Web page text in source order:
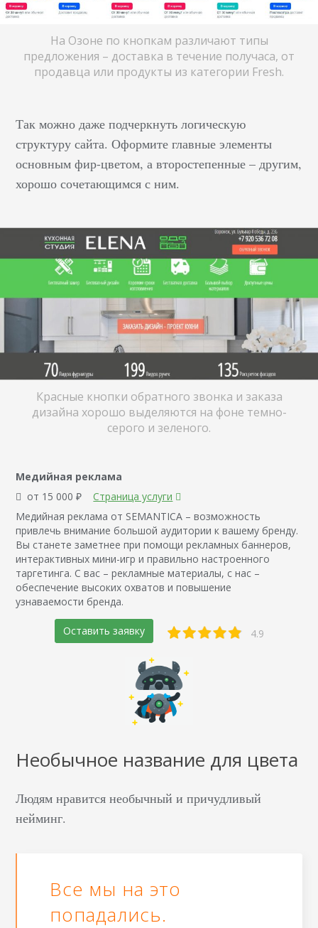
На Озоне по кнопкам различают типы
предложения – доставка в течение получаса, от
продавца или продукты из категории Fresh.
Так можно даже подчеркнуть логическую
структуру сайта. Оформите главные элементы
основным фир-цветом, а второстепенные – другим,
хорошо сочетающимся с ним.
Красные кнопки обратного звонка и заказа
дизайна хорошо выделяются на фоне темно-
серого и зеленого.
Медийная реклама
от 15 000 ₽
Страница услуги
Медийная реклама от SEMANTICA – возможность
привлечь внимание большой аудитории к вашему бренду.
Вы станете заметнее при помощи рекламных баннеров,
интерактивных мини-игр и правильно настроенного
таргетинга. С вас – рекламные материалы, с нас –
обеспечение высоких охватов и повышение
узнаваемости бренда.
Оставить заявку 4.9
Необычное название для цвета
Людям нравится необычный и причудливый
нейминг.
Все мы на это
попадались.